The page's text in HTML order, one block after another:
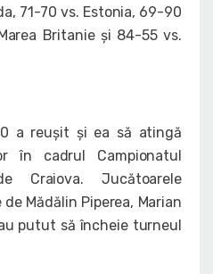
71-70 vs. Estonia, 69-90
Britanie și 84-55 vs.
a reușit și ea să atingă
în cadrul Campionatul
Craiova. Jucătoarele
Mădălin Piperea, Marian
putut să încheie turneul